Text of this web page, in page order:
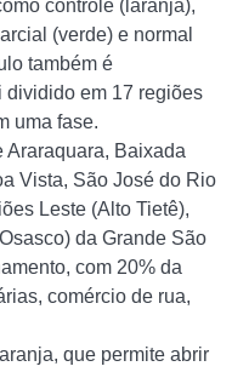
controle (laranja),
(verde) e normal
também é
dividido em 17 regiões
uma fase.
Araraquara, Baixada
Vista, São José do Rio
Leste (Alto Tietê),
da Grande São
com 20% da
comércio de rua,
que permite abrir